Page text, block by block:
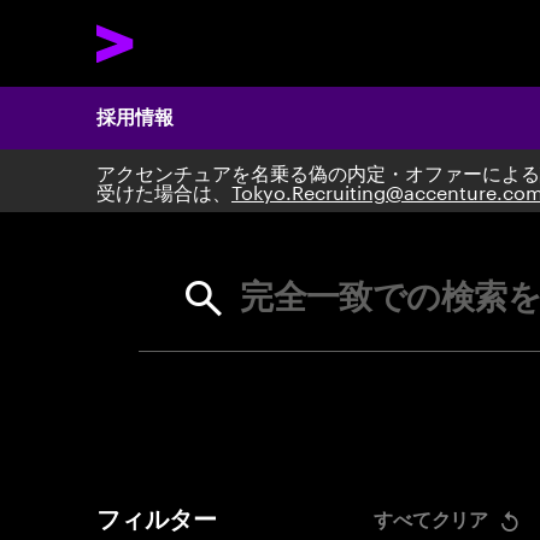
採用情報
アクセンチュアを名乗る偽の内定・オファーによ
受けた場合は、
Search
完全一致での検索
フィルター すべてクリア